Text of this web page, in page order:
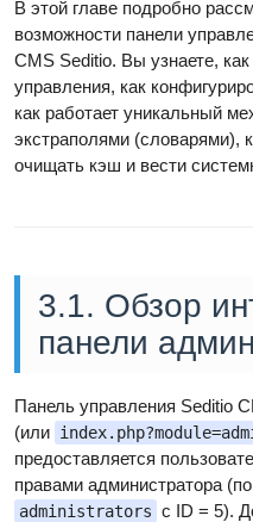
В этой главе подробно
возможности панели
CMS Seditio. Вы узнаете,
управления, как
как работает уникальный
экстраполями (словарями),
очищать кэш и вести
3.1. Обзор
панели
Панель управления Seditio
(или
предоставляется
правами администратора
administrators с ID = 5).